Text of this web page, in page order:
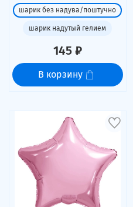
шарик без надува/поштучно
шарик надутый гелием
145 ₽
В корзину